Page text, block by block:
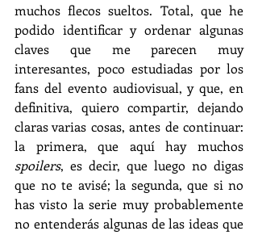
muchos flecos sueltos. Total, que he
podido identificar y ordenar algunas
claves que me parecen muy
interesantes, poco estudiadas por los
fans del evento audiovisual, y que, en
definitiva, quiero compartir, dejando
claras varias cosas, antes de continuar:
spoilers, es decir, que luego no digas
que no te avisé; la segunda, que si no
has visto la serie muy probablemente
no entenderás algunas de las ideas que